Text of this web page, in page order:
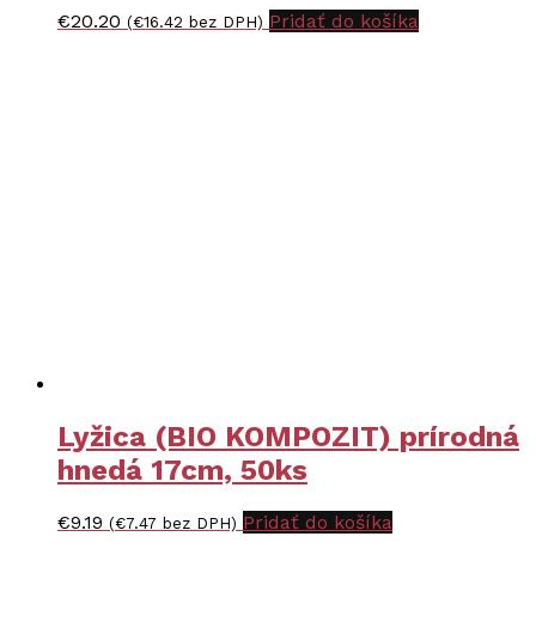
€20.20 (€16.42 bez DPH) Pridať do košíka
Lyžica (BIO KOMPOZIT) prírodná
hnedá 17cm, 50ks
€9.19 (€7.47 bez DPH) Pridať do košíka